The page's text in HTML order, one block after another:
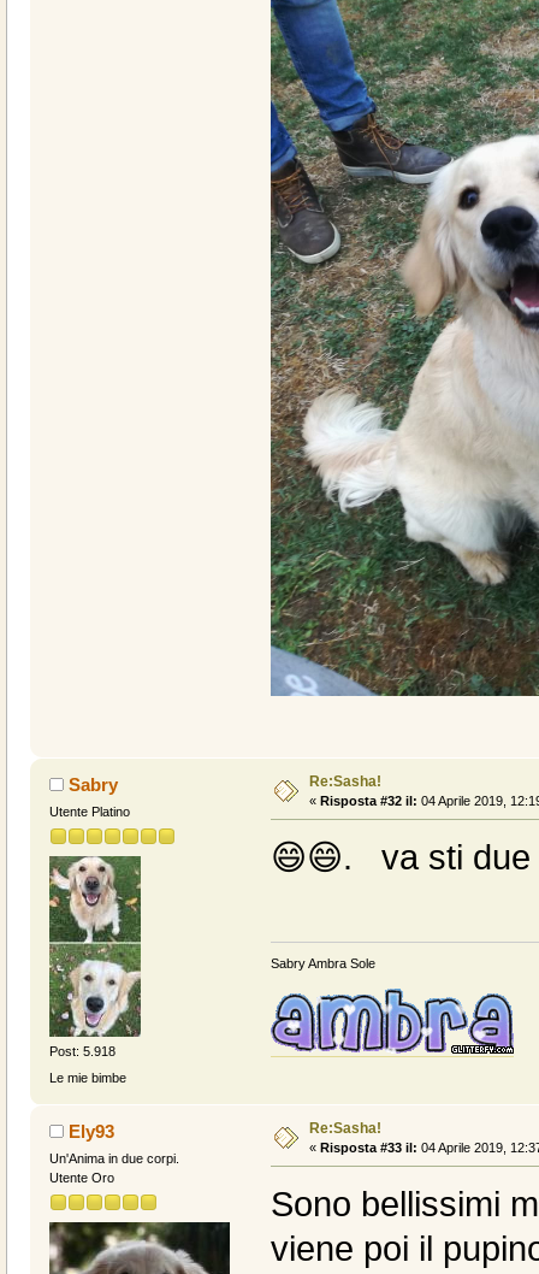
Sabry
Utente Platino
Post: 5.918
Le mie bimbe
Re:Sasha!
« Risposta #32 il: 04 Aprile 2019,
😄😄. va sti due
Sabry Ambra Sole
Ely93
Un'Anima in due corpi.
Utente Oro
Re:Sasha!
« Risposta #33 il: 04 Aprile 2019,
Sono bellissimi
viene poi il